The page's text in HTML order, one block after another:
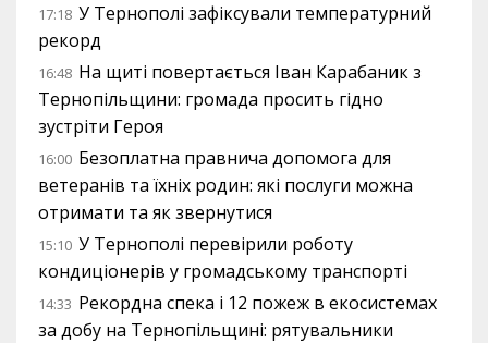
17:18 У Тернополі зафіксували температурний
рекорд
16:48 На щиті повертається Іван Карабаник з
Тернопільщини: громада просить гідно
зустріти Героя
16:00 Безоплатна правнича допомога для
ветеранів та їхніх родин: які послуги можна
отримати та як звернутися
15:10 У Тернополі перевірили роботу
кондиціонерів у громадському транспорті
14:33 Рекордна спека і 12 пожеж в екосистемах
за добу на Тернопільщині: рятувальники